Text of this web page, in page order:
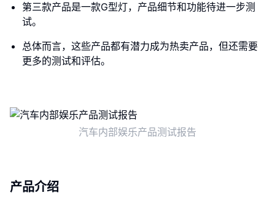
第三款产品是一款G型灯，产品细节和功能待进一步测
试。
总体而言，这些产品都有潜力成为热卖产品，但还需要
更多的测试和评估。
汽车内部娱乐产品测试报告
产品介绍